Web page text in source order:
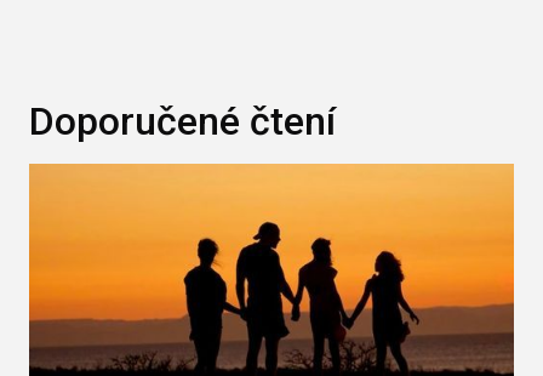
Doporučené čtení